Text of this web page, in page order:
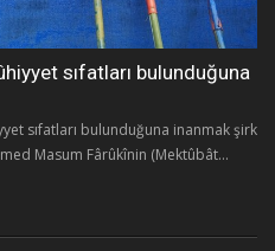
sıfatları bulunduğuna
sıfatları bulunduğuna inanmak şirk
Masum Fârûkînin (Mektûbât...